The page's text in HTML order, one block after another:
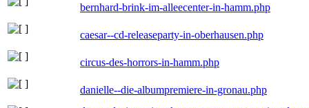
bernhard-brink-im-alleecenter-in-hamm.php
caesar--cd-releaseparty-in-oberhausen.php
circus-des-horrors-in-hamm.php
danielle--die-albumpremiere-in-gronau.php